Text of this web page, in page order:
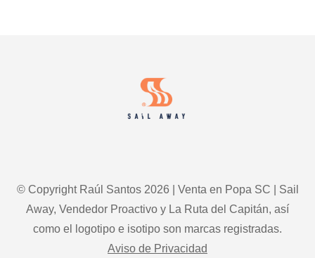
© Copyright Raúl Santos 2026 | Venta en Popa SC | Sail
Away, Vendedor Proactivo y La Ruta del Capitán, así
como el logotipo e isotipo son marcas registradas.
Aviso de Privacidad